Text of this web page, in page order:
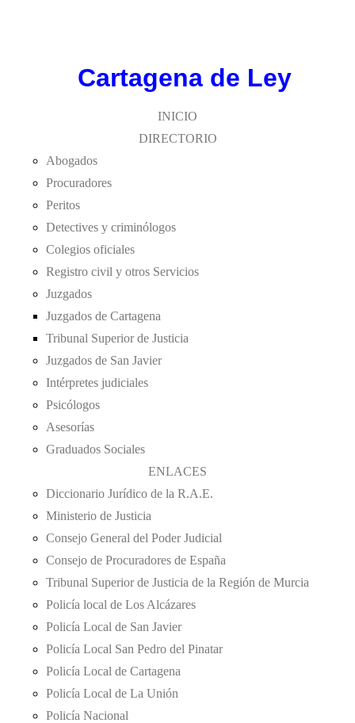
Cartagena de Ley
INICIO
DIRECTORIO
Abogados
Procuradores
Peritos
Detectives y criminólogos
Colegios oficiales
Registro civil y otros Servicios
Juzgados
Juzgados de Cartagena
Tribunal Superior de Justicia
Juzgados de San Javier
Intérpretes judiciales
Psicólogos
Asesorías
Graduados Sociales
ENLACES
Diccionario Jurídico de la R.A.E.
Ministerio de Justicia
Consejo General del Poder Judicial
Consejo de Procuradores de España
Tribunal Superior de Justicia de la Región de Murcia
Policía local de Los Alcázares
Policía Local de San Javier
Policía Local San Pedro del Pinatar
Policía Local de Cartagena
Policía Local de La Unión
Policía Nacional